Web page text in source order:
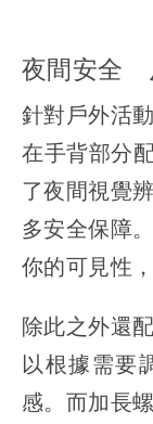
夜間安全
針對戶外活
在手背部分
了夜間視覺
多安全保障
你的可見性
除此之外還
以根據需要
感。而加長